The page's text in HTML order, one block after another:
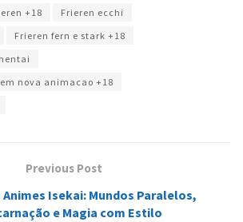
+18
Frieren ecchi
Frieren fern e stark +18
nova animacao +18
Previous Post
Animes Isekai: Mundos Paralelos,
e Magia com Estilo